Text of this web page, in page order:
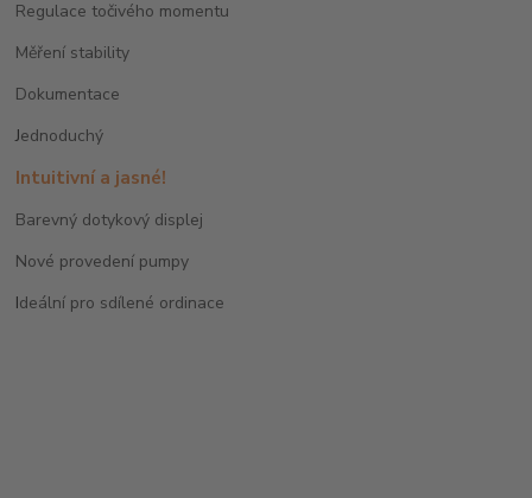
Regulace točivého momentu
Měření stability
Dokumentace
Jednoduchý
Intuitivní a jasné!
Barevný dotykový displej
Nové provedení pumpy
Ideální pro sdílené ordinace